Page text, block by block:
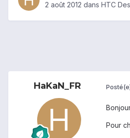
2 août 2012 dans HTC
HaKaN_FR
Pour